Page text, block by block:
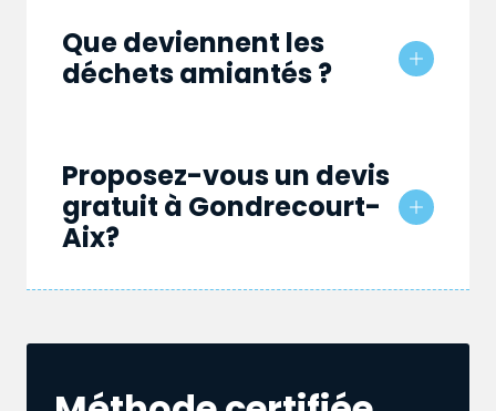
Que deviennent les
déchets amiantés ?
Proposez-vous un devis
gratuit à Gondrecourt-
Aix?